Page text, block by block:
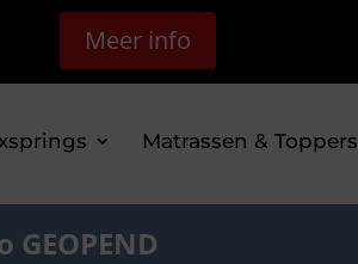
Meer info
Matrassen & Toppers
GEOPEND